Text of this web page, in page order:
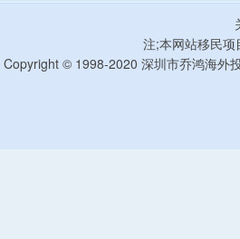
注;本网站移民
Copyright © 1998-2020 深圳市乔鸿海外